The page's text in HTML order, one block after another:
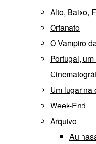
Alto, Baixo,
Orfanato
O Vampiro
Portugal, um
Um lugar na
Week-End
Arquivo
Au